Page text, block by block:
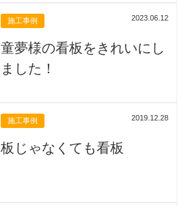
施工事例 2023.06.12
童夢様の看板をきれいにし
ました！
施工事例 2019.12.28
板じゃなくても看板